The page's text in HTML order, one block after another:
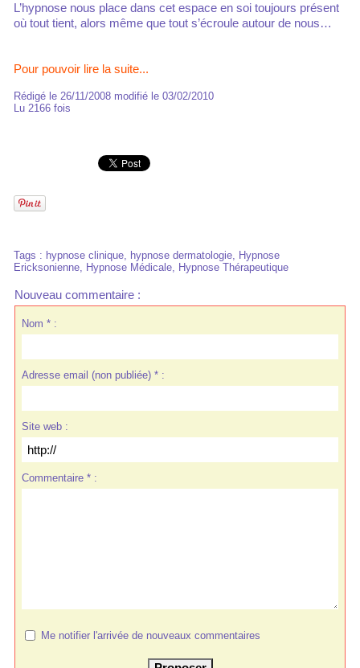
L’hypnose nous place dans cet espace en soi toujours présent
où tout tient, alors même que tout s’écroule autour de nous…
Pour pouvoir lire la suite...
Rédigé le 26/11/2008 modifié le 03/02/2010
Lu 2166 fois
Tags : hypnose clinique, hypnose dermatologie, Hypnose
Ericksonienne, Hypnose Médicale, Hypnose Thérapeutique
Nouveau commentaire :
Nom * :
Adresse email (non publiée) * :
Site web :
Commentaire * :
Me notifier l'arrivée de nouveaux commentaires